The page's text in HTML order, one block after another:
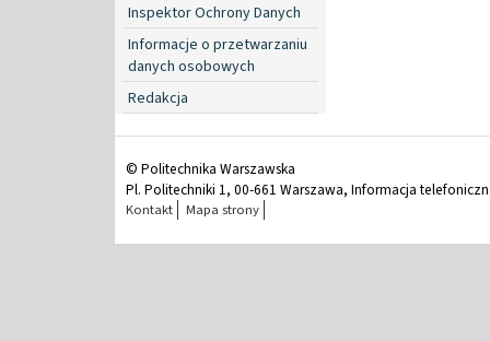
Inspektor Ochrony Danych
Informacje o przetwarzaniu
danych osobowych
Redakcja
© Politechnika Warszawska
Pl. Politechniki 1, 00-661 Warszawa, Informacja
Kontakt Mapa strony